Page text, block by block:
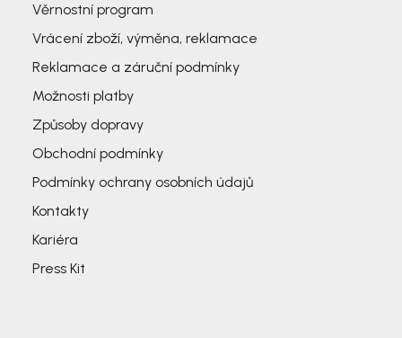
Věrnostní program
Vrácení zboží, výměna, reklamace
Reklamace a záruční podmínky
Možnosti platby
Způsoby dopravy
Obchodní podmínky
Podmínky ochrany osobních údajů
Kontakty
Kariéra
Press Kit